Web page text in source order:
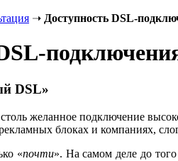
➝ Доступность DSL-
DSL»
желанное подключение
блоках и компаниях,
«почти». На самом деле до